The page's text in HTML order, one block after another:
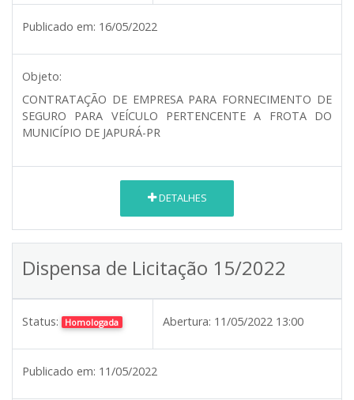
Publicado em: 16/05/2022
Objeto:
CONTRATAÇÃO DE EMPRESA PARA FORNECIMENTO DE
SEGURO PARA VEÍCULO PERTENCENTE A FROTA DO
MUNICÍPIO DE JAPURÁ-PR
DETALHES
Dispensa de Licitação 15/2022
Status: Homologada Abertura: 11/05/2022 13:00
Publicado em: 11/05/2022